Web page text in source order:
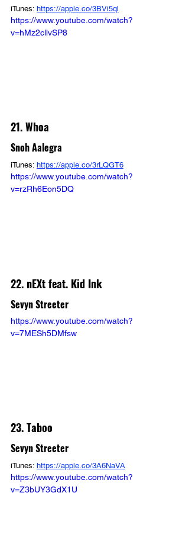
iTunes: https://apple.co/3BVi5ql
https://www.youtube.com/watch?
v=hMz2cllvSP8
21. Whoa
Snoh Aalegra
iTunes: https://apple.co/3rLQGT6
https://www.youtube.com/watch?
v=rzRh6Eon5DQ
22. nEXt feat. Kid Ink
Sevyn Streeter
https://www.youtube.com/watch?
v=7MESh5DMfsw
23. Taboo
Sevyn Streeter
iTunes: https://apple.co/3A6NaVA
https://www.youtube.com/watch?
v=Z3bUY3GdX1U